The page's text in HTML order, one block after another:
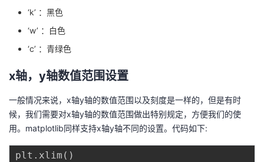
‘k’ ：黑色
‘w’ ：白色
‘c’ ：青绿色
x轴，y轴数值范围设置
一般情况来说，x轴y轴的数值范围以及刻度是一样的，但是有时
候，我们需要对x轴y轴的数值范围做出特别规定，方便我们的使
用。matplotlib同样支持x轴y轴不同的设置。代码如下:
plt . xlim ( )